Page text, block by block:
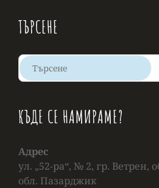
ТЪРСЕНЕ
КЪДЕ СЕ НАМИРАМЕ?
Адрес
ул. „52-ра“, № 2, гр. Ветрен,
обл. Пазарджик